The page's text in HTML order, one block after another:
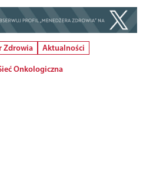
Zdrowia
Aktualności
Onkologiczna